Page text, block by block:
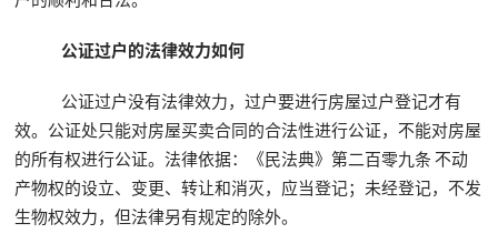
公证过户的法律效力如何
公证过户没有法律效力，过户要进行房屋过户登记才有
效。公证处只能对房屋买卖合同的合法性进行公证，不能对房屋
的所有权进行公证。法律依据：《民法典》第二百零九条 不动
产物权的设立、变更、转让和消灭，应当登记；未经登记，不发
生物权效力，但法律另有规定的除外。